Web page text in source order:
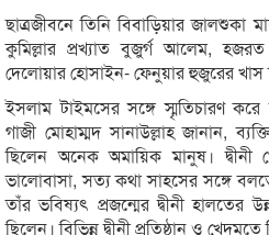
ছাত্রজীবনে তিনি বিবাড়িয়ার জালশুকা
কুমিল্লার প্রখ্যাত বুজুর্গ আলেম,
দেলোয়ার হোসাইন- ফেনুয়ার হুজুরের খাস
ইসলাম টাইমসের সঙ্গে স্মৃতিচারণ করে
গাজী মোহাম্মদ সানাউল্লাহ জানান,
ছিলেন অনেক অমায়িক মানুষ। দ্বীনী
ভালোবাসা, সত্য কথা সাহসের সঙ্গে
তাঁর ভবিষ্যৎ প্রজন্মের দ্বীনী হালতের
ছিলেন। বিভিন্ন দ্বীনী প্রতিষ্ঠান ও